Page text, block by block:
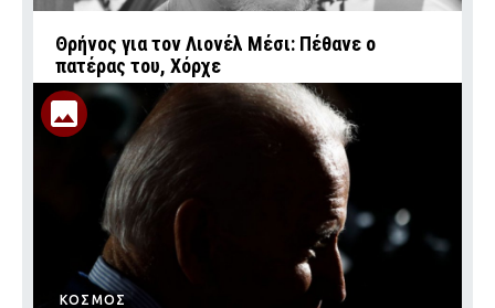
Θρήνος για τον Λιονέλ Μέσι: Πέθανε ο
πατέρας του, Χόρχε
ΚΟΣΜΟΣ